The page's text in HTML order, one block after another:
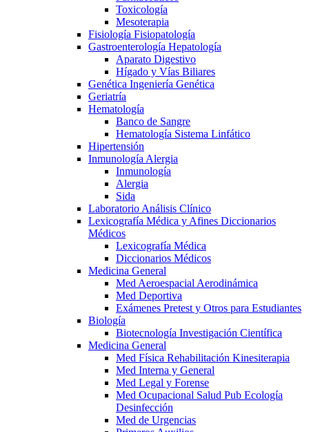
Toxicología
Mesoterapia
Fisiología Fisiopatología
Gastroenterología Hepatología
Aparato Digestivo
Hígado y Vías Biliares
Genética Ingeniería Genética
Geriatría
Hematología
Banco de Sangre
Hematología Sistema Linfático
Hipertensión
Inmunología Alergia
Inmunología
Alergia
Sida
Laboratorio Análisis Clínico
Lexicografía Médica y Afines Diccionarios
Médicos
Lexicografía Médica
Diccionarios Médicos
Medicina General
Med Aeroespacial Aerodinámica
Med Deportiva
Exámenes Pretest y Otros para Estudiantes
Biología
Biotecnología Investigación Científica
Medicina General
Med Física Rehabilitación Kinesiterapia
Med Interna y General
Med Legal y Forense
Med Ocupacional Salud Pub Ecología
Desinfección
Med de Urgencias